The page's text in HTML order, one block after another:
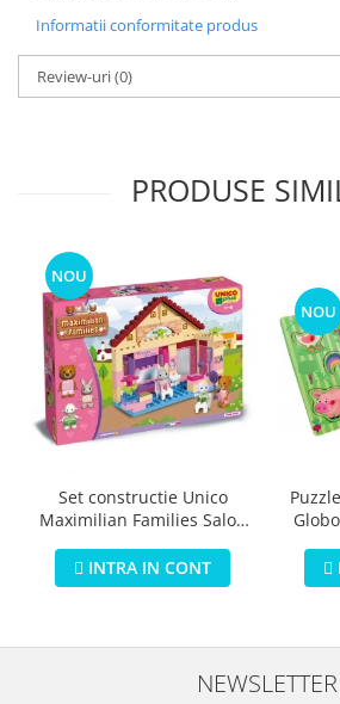
Informatii conformitate produs
Review-uri(0)
PRODUSE
NOU
Set constructie Unico
Maximilian Families Salon
INTRA IN CONT
NOU
NEWSLETTER